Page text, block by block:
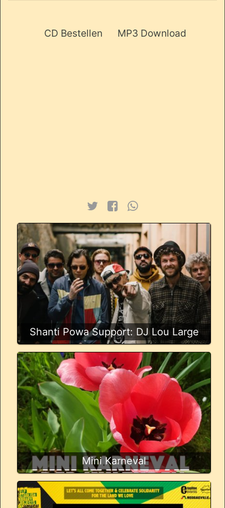
CD Bestellen MP3 Download
Shanti Powa Support: DJ Lou Large
Mini Karneval